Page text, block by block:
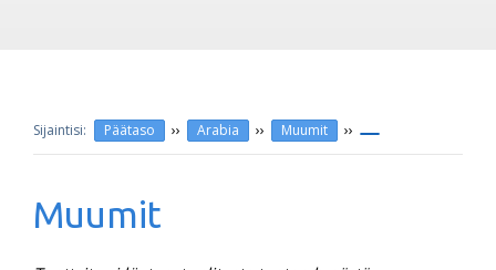
Päätaso ›› Arabia ›› Muumit ››
Muumit